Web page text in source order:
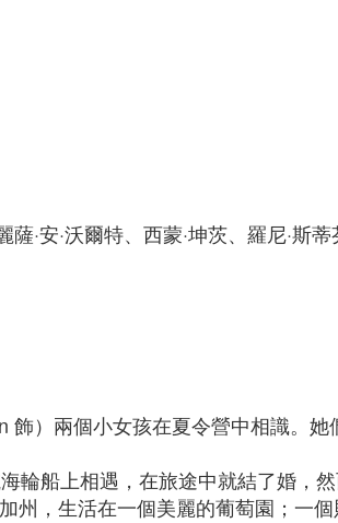
·安·沃爾特、西蒙·坤茨、羅尼·斯
）兩個小女孩在夏令營中相識。
輪船上相遇，在旅途中就結了婚，
，生活在一個美麗的葡萄園；一